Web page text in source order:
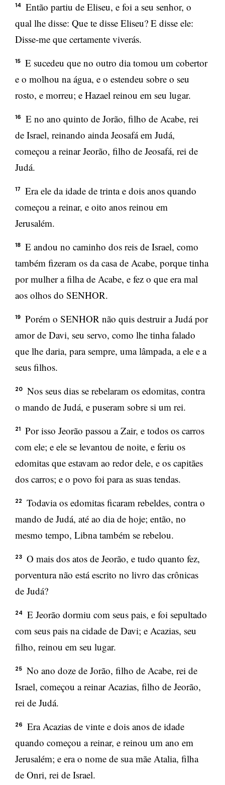
14
Então partiu de Eliseu, e foi a seu senhor, o
qual lhe disse: Que te disse Eliseu? E disse ele:
Disse-me que certamente viverás.
15
E sucedeu que no outro dia tomou um cobertor
e o molhou na água, e o estendeu sobre o seu
rosto, e morreu; e Hazael reinou em seu lugar.
16
E no ano quinto de Jorão, filho de Acabe, rei
de Israel, reinando ainda Jeosafá em Judá,
começou a reinar Jeorão, filho de Jeosafá, rei de
Judá.
17
Era ele da idade de trinta e dois anos quando
começou a reinar, e oito anos reinou em
Jerusalém.
18
E andou no caminho dos reis de Israel, como
também fizeram os da casa de Acabe, porque tinha
por mulher a filha de Acabe, e fez o que era mal
aos olhos do SENHOR.
19
Porém o SENHOR não quis destruir a Judá por
amor de Davi, seu servo, como lhe tinha falado
que lhe daria, para sempre, uma lâmpada, a ele e a
seus filhos.
20
Nos seus dias se rebelaram os edomitas, contra
o mando de Judá, e puseram sobre si um rei.
21
Por isso Jeorão passou a Zair, e todos os carros
com ele; e ele se levantou de noite, e feriu os
edomitas que estavam ao redor dele, e os capitães
dos carros; e o povo foi para as suas tendas.
22
Todavia os edomitas ficaram rebeldes, contra o
mando de Judá, até ao dia de hoje; então, no
mesmo tempo, Libna também se rebelou.
23
O mais dos atos de Jeorão, e tudo quanto fez,
porventura não está escrito no livro das crônicas
de Judá?
24
E Jeorão dormiu com seus pais, e foi sepultado
com seus pais na cidade de Davi; e Acazias, seu
filho, reinou em seu lugar.
25
No ano doze de Jorão, filho de Acabe, rei de
Israel, começou a reinar Acazias, filho de Jeorão,
rei de Judá.
26
Era Acazias de vinte e dois anos de idade
quando começou a reinar, e reinou um ano em
Jerusalém; e era o nome de sua mãe Atalia, filha
de Onri, rei de Israel.